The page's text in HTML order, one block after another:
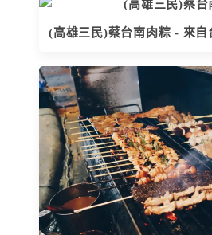
(高雄三民)蔡台南肉粽 - 來自